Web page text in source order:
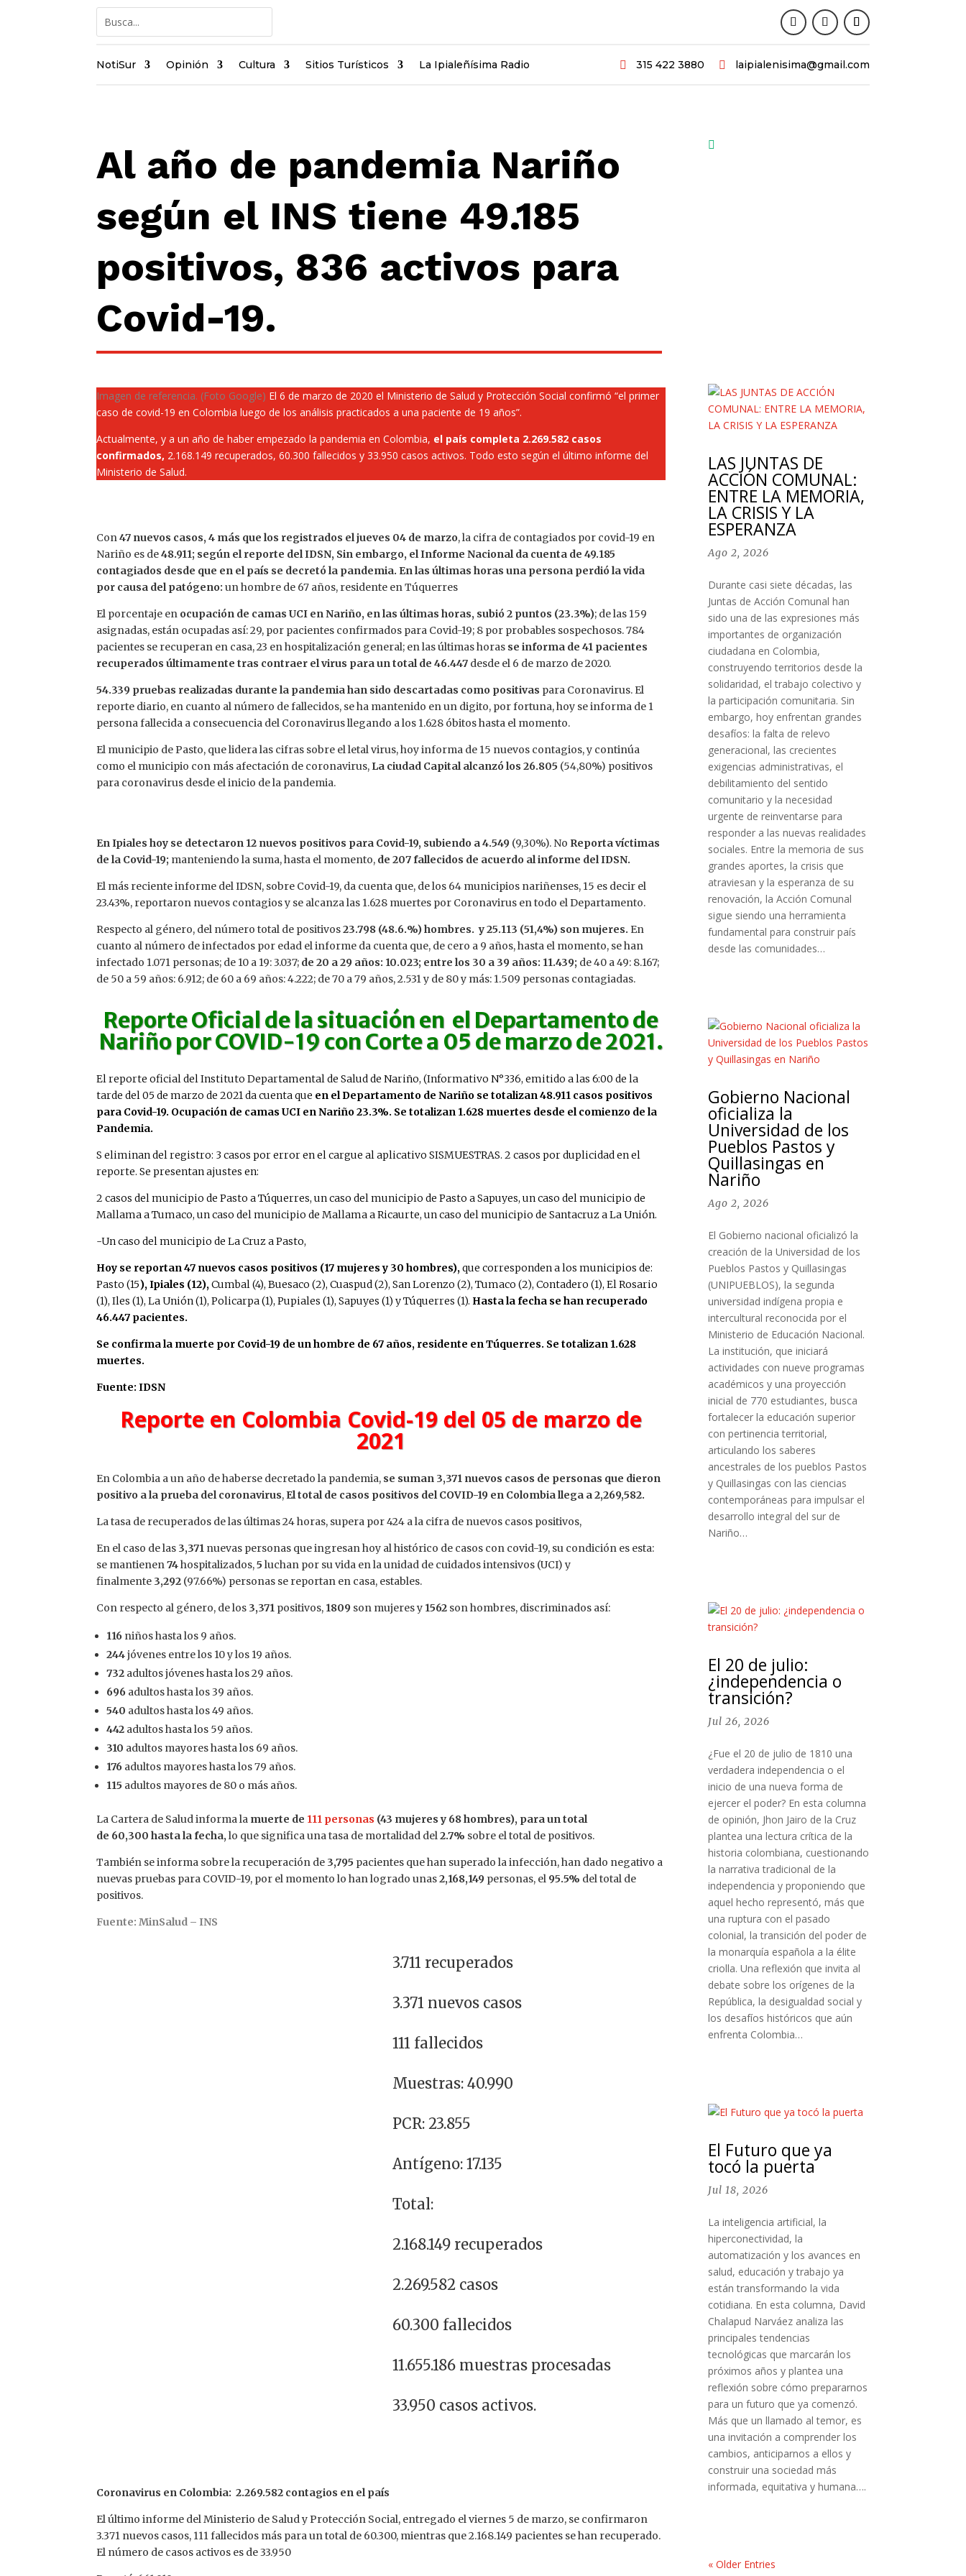
NotiSur Opinión Cultura Sitios Turísticos La Ipialeñísima Radio  315 422 3880  laipialenisima@gmail.com
Al año de pandemia Nariño
según el INS tiene 49.185
positivos, 836 activos para
Covid-19.

Imagen de referencia. (Foto Google) El 6 de marzo de 2020 el Ministerio de Salud y Protección Social confirmó “el primer
caso de covid-19 en Colombia luego de los análisis practicados a una paciente de 19 años”.
Actualmente, y a un año de haber empezado la pandemia en Colombia, el país completa 2.269.582 casos
confirmados, 2.168.149 recuperados, 60.300 fallecidos y 33.950 casos activos. Todo esto según el último informe del
Ministerio de Salud.
Con47 nuevos casos, 4 más que los registrados el jueves 04 de marzo, la cifra de contagiados por covid-19 en
Nariño es de48.911; según el reporte del IDSN, Sin embargo, el Informe Nacional da cuenta de 49.185
contagiados desde que en el país se decretó la pandemia. En las últimas horas una persona perdió la vida
por causa del patógeno:un hombre de 67 años, residente en Túquerres
El porcentaje en ocupación de camas UCI en Nariño, en las últimas horas, subió 2 puntos (23.3%); de las 159
asignadas, están ocupadas así: 29, por pacientes confirmados para Covid-19; 8 por probables sospechosos. 784
pacientes se recuperan en casa, 23 en hospitalización general; en las últimas horas se informa de 41 pacientes
recuperados últimamente tras contraer el virus para un total de 46.447 desde el 6 de marzo de 2020.
54.339 pruebas realizadas durante la pandemia han sido descartadas como positivas para Coronavirus. El
reporte diario, en cuanto al número de fallecidos, se ha mantenido en un digito, por fortuna, hoy se informa de 1
persona fallecida a consecuencia del Coronavirus llegando a los 1.628 óbitos hasta el momento.
El municipio de Pasto, que lidera las cifras sobre el letal virus, hoy informa de 15 nuevos contagios, y continúa
como el municipio con más afectación de coronavirus, La ciudad Capital alcanzó los 26.805 (54,80%) positivos
para coronavirus desde el inicio de la pandemia.
En Ipiales hoy se detectaron 12 nuevos positivos para Covid-19, subiendo a 4.549 (9,30%). No Reporta víctimas
de la Covid-19; manteniendo la suma, hasta el momento, de 207 fallecidos de acuerdo al informe del IDSN.
El más reciente informe del IDSN, sobre Covid-19, da cuenta que, de los 64 municipios nariñenses, 15 es decir el
23.43%, reportaron nuevos contagios y se alcanza las 1.628 muertes por Coronavirus en todo el Departamento.
Respecto al género, del número total de positivos23.798 (48.6.%) hombres. y 25.113 (51,4%) son mujeres. En
cuanto al número de infectados por edad el informe da cuenta que, de cero a 9 años, hasta el momento, se han
infectado 1.071 personas; de 10 a 19: 3.037; de 20 a 29 años: 10.023; entre los 30 a 39 años: 11.439; de 40 a 49: 8.167;
de 50 a 59 años: 6.912; de 60 a 69 años: 4.222; de 70 a 79 años, 2.531 y de 80 y más: 1.509 personas contagiadas.
Reporte Oficialde la situación en el Departamento de
Nariño por COVID-19 con Corte a 05 de marzo de 2021.
El reporte oficial del Instituto Departamental de Salud de Nariño, (Informativo N°336, emitido a las 6:00 de la
tarde del 05 de marzo de 2021 da cuenta que en el Departamento de Nariño se totalizan48.911 casos positivos
para Covid-19. Ocupación de camas UCI en Nariño 23.3%. Se totalizan 1.628 muertes desde el comienzo de la
Pandemia.
S eliminan del registro: 3 casos por error en el cargue al aplicativo SISMUESTRAS. 2 casos por duplicidad en el
reporte. Se presentan ajustes en:
2 casos del municipio de Pasto a Túquerres, un caso del municipio de Pasto a Sapuyes, un caso del municipio de
Mallama a Tumaco, un caso del municipio de Mallama a Ricaurte, un caso del municipio de Santacruz a La Unión.
-Un caso del municipio de La Cruz a Pasto,
Hoy se reportan 47 nuevos casos positivos (17 mujeres y 30 hombres),que corresponden a los municipios de:
Pasto (15), Ipiales (12),Cumbal (4), Buesaco (2), Cuaspud (2), San Lorenzo (2), Tumaco (2), Contadero (1), El Rosario
(1), Iles (1), La Unión (1), Policarpa (1), Pupiales (1), Sapuyes (1) y Túquerres (1). Hasta la fecha se han recuperado
46.447 pacientes.
Se confirma la muerte por Covid-19 de un hombre de 67 años, residente en Túquerres. Se totalizan 1.628
muertes.
Fuente: IDSN
Reporte en Colombia Covid-19 del 05 de marzo de
2021
En Colombia a un año de haberse decretado la pandemia, se suman 3,371 nuevos casos de personas que dieron
positivo a la prueba del coronavirus, El total de casos positivos del COVID-19 en Colombia llega a 2,269,582.
La tasa de recuperados de las últimas 24 horas, supera por 424 a la cifra de nuevos casos positivos,
En el caso de las 3,371 nuevas personas que ingresan hoy al histórico de casos con covid-19, su condición es esta:
se mantienen74hospitalizados,5 luchan por su vida en la unidad de cuidados intensivos (UCI) y
finalmente 3,292 (97.66%) personas se reportan en casa, estables.
Con respecto al género, de los 3,371 positivos, 1809 son mujeres y 1562 son hombres, discriminados así:
116 niños hasta los 9 años.
244jóvenes entre los 10 y los 19 años.
732 adultos jóvenes hasta los 29 años.
696 adultos hasta los 39 años.
540 adultos hasta los 49 años.
442 adultos hasta los 59 años.
310 adultos mayores hasta los 69 años.
176 adultos mayores hasta los 79 años.
115 adultos mayores de 80 o más años.
La Cartera de Salud informa la muerte de 111 personas (43 mujeres y 68 hombres), para un total
de 60,300 hasta la fecha, lo que significa una tasa de mortalidad del2.7% sobre el total de positivos.
También se informa sobre la recuperación de 3,795 pacientes que han superado la infección, han dado negativo a
nuevas pruebas para COVID-19, por el momento lo han logrado unas2,168,149 personas, el 95.5% del total de
positivos.
Fuente: MinSalud – INS
3.711 recuperados
3.371 nuevos casos
111 fallecidos
Muestras: 40.990
PCR: 23.855
Antígeno: 17.135
Total:
2.168.149 recuperados
2.269.582 casos
60.300 fallecidos
11.655.186 muestras procesadas
33.950 casos activos.
Coronavirus en Colombia: 2.269.582 contagios en el país
El último informe del Ministerio de Salud y Protección Social, entregado el viernes 5 de marzo, se confirmaron
3.371 nuevos casos, 111 fallecidos más para un total de 60.300, mientras que 2.168.149 pacientes se han recuperado.
El número de casos activos es de 33.950
LAS JUNTAS DE
ACCIÓN COMUNAL:
ENTRE LA MEMORIA,
LA CRISIS Y LA
ESPERANZA
Ago 2, 2026
Durante casi siete décadas, las
Juntas de Acción Comunal han
sido una de las expresiones más
importantes de organización
ciudadana en Colombia,
construyendo territorios desde la
solidaridad, el trabajo colectivo y
la participación comunitaria. Sin
embargo, hoy enfrentan grandes
desafíos: la falta de relevo
generacional, las crecientes
exigencias administrativas, el
debilitamiento del sentido
comunitario y la necesidad
urgente de reinventarse para
responder a las nuevas realidades
sociales. Entre la memoria de sus
grandes aportes, la crisis que
atraviesan y la esperanza de su
renovación, la Acción Comunal
sigue siendo una herramienta
fundamental para construir país
desde las comunidades…
Gobierno Nacional
oficializa la
Universidad de los
Pueblos Pastos y
Quillasingas en
Nariño
Ago 2, 2026
El Gobierno nacional oficializó la
creación de la Universidad de los
Pueblos Pastos y Quillasingas
(UNIPUEBLOS), la segunda
universidad indígena propia e
intercultural reconocida por el
Ministerio de Educación Nacional.
La institución, que iniciará
actividades con nueve programas
académicos y una proyección
inicial de 770 estudiantes, busca
fortalecer la educación superior
con pertinencia territorial,
articulando los saberes
ancestrales de los pueblos Pastos
y Quillasingas con las ciencias
contemporáneas para impulsar el
desarrollo integral del sur de
Nariño…
El 20 de julio:
¿independencia o
transición?
Jul 26, 2026
¿Fue el 20 de julio de 1810 una
verdadera independencia o el
inicio de una nueva forma de
ejercer el poder? En esta columna
de opinión, Jhon Jairo de la Cruz
plantea una lectura crítica de la
historia colombiana, cuestionando
la narrativa tradicional de la
independencia y proponiendo que
aquel hecho representó, más que
una ruptura con el pasado
colonial, la transición del poder de
la monarquía española a la élite
criolla. Una reflexión que invita al
debate sobre los orígenes de la
República, la desigualdad social y
los desafíos históricos que aún
enfrenta Colombia…
El Futuro que ya
tocó la puerta
Jul 18, 2026
La inteligencia artificial, la
hiperconectividad, la
automatización y los avances en
salud, educación y trabajo ya
están transformando la vida
cotidiana. En esta columna, David
Chalapud Narváez analiza las
principales tendencias
tecnológicas que marcarán los
próximos años y plantea una
reflexión sobre cómo prepararnos
para un futuro que ya comenzó.
Más que un llamado al temor, es
una invitación a comprender los
cambios, anticiparnos a ellos y
construir una sociedad más
informada, equitativa y humana….
« Older Entries